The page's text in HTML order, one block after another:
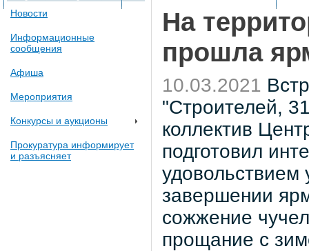
Новости
Информационные
сообщения
Афиша
Мероприятия
Конкурсы и аукционы
Прокуратура информирует
и разъясняет
На
прошла
10.03.2021
"Строителей,
коллектив
подготовил
удовольствием
завершении
сожжение
прощание с